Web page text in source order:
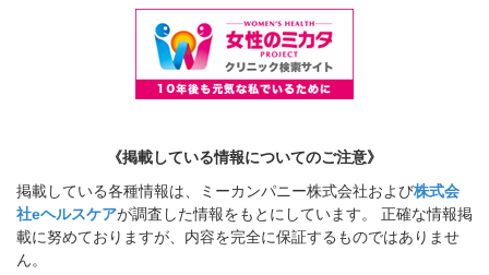
《掲載している情報についてのご注意》
掲載している各種情報は、ミーカンパニー株式会社および株式会
社eヘルスケアが調査した情報をもとにしています。 正確な情報掲
載に努めておりますが、内容を完全に保証するものではありませ
ん。